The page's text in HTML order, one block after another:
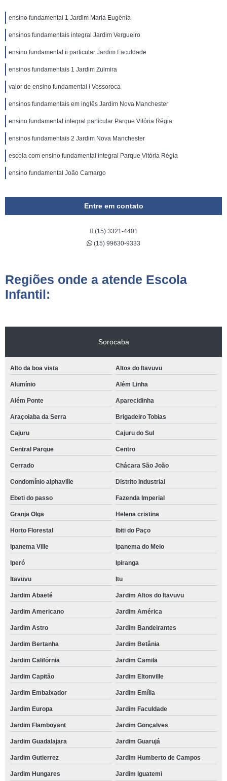
ensino fundamental 1 Jardim Maria Eugênia
ensinos fundamentais integral Jardim Vergueiro
ensino fundamental ii particular Jardim Faculdade
ensinos fundamentais 1 Jardim Zulmira
valor de ensino fundamental i Vossoroca
ensinos fundamentais em inglês Jardim Nova Manchester
ensino fundamental integral particular Parque Vitória Régia
ensinos fundamentais 2 Jardim Nova Manchester
escola com ensino fundamental integral Parque Vitória Régia
ensino fundamental João Camargo
Entre em contato
(15) 3321-4401
(15) 99630-9333
Regiões onde a atende Escola
Infantil:
Sorocaba
Alto da boa vista Altos do Itavuvu
Alumínio Além Linha
Além Ponte Aparecidinha
Araçoiaba da Serra Brigadeiro Tobias
Cajuru Cajuru do Sul
Central Parque Centro
Cerrado Chácara São João
Condomínio alphaville Distrito Industrial
Ebeti do passo Fazenda Imperial
Granja Olga Helena cristina
Horto Florestal Ibiti do Paço
Ipanema Ville Ipanema do Meio
Iperó Ipiranga
Itavuvu Itu
Jardim Abaeté Jardim Altos do Itavuvu
Jardim Americano Jardim América
Jardim Astro Jardim Bandeirantes
Jardim Bertanha Jardim Betânia
Jardim Califórnia Jardim Camila
Jardim Capitão Jardim Eltonville
Jardim Embaixador Jardim Emília
Jardim Europa Jardim Faculdade
Jardim Flamboyant Jardim Gonçalves
Jardim Guadalajara Jardim Guarujá
Jardim Gutierrez Jardim Humberto de Campos
Jardim Hungares Jardim Iguatemi